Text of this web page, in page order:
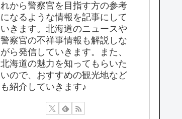
れから警察官を目指す方の参考
になるような情報を記事にして
いきます。北海道のニュースや
警察官の不祥事情報も解説しな
がら発信していきます。また、
北海道の魅力を知ってもらいた
いので、おすすめの観光地など
も紹介していきます♪